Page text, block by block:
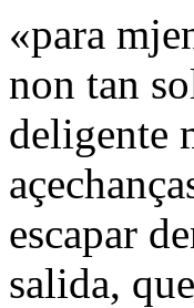
«para
non tan
deligente
escapar
salida,